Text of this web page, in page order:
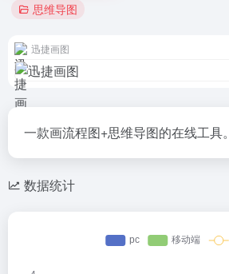
思维导图
迅捷画图
一款画流程图+思维导图的在线工具。
数据统计